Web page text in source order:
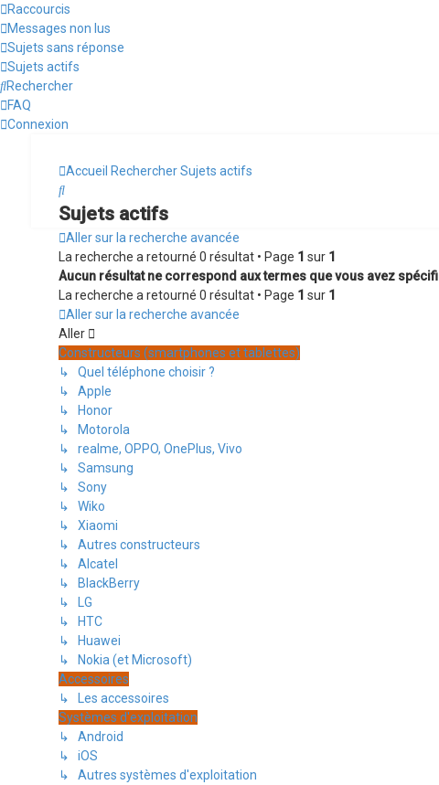
Raccourcis
Messages non lus
Sujets sans réponse
Sujets actifs
Rechercher
FAQ
Connexion
Accueil Rechercher Sujets actifs
Rechercher
Sujets actifs
Aller sur la recherche avancée
La recherche a retourné 0 résultat • Page 1 sur 1
Aucun résultat ne correspond aux termes que vous avez
La recherche a retourné 0 résultat • Page 1 sur 1
Aller sur la recherche avancée
Aller
Constructeurs (smartphones et tablettes)
↳ Quel téléphone choisir ?
↳ Apple
↳ Honor
↳ Motorola
↳ realme, OPPO, OnePlus, Vivo
↳ Samsung
↳ Sony
↳ Wiko
↳ Xiaomi
↳ Autres constructeurs
↳ Alcatel
↳ BlackBerry
↳ LG
↳ HTC
↳ Huawei
↳ Nokia (et Microsoft)
Accessoires
↳ Les accessoires
Systèmes d'exploitation
↳ Android
↳ iOS
↳ Autres systèmes d'exploitation